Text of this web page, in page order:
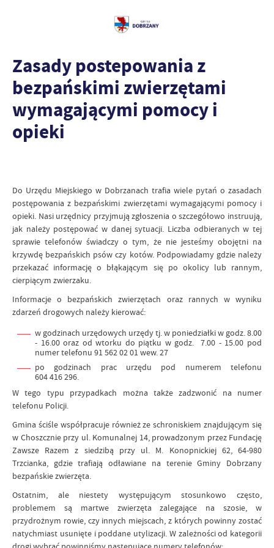
Zasady postepowania z
bezpańskimi zwierzętami
wymagającymi pomocy i
opieki
Do Urzędu Miejskiego w Dobrzanach trafia wiele pytań o zasadach
postępowania z bezpańskimi zwierzętami wymagającymi pomocy i
opieki. Nasi urzędnicy przyjmują zgłoszenia o szczegółowo instruują,
jak należy postępować w danej sytuacji. Liczba odbieranych w tej
sprawie telefonów świadczy o tym, że nie jesteśmy obojętni na
krzywdę bezpańskich psów czy kotów. Podpowiadamy gdzie należy
przekazać informację o błąkającym się po okolicy lub rannym,
cierpiącym zwierzaku.
Informacje o bezpańskich zwierzętach oraz rannych w wyniku
zdarzeń drogowych należy kierować:
w godzinach urzędowych urzędy tj. w poniedziałki w godz. 8.00
- 16.00 oraz od wtorku do piątku w godz. 7.00 - 15.00 pod
numer telefonu 91 562 02 01 wew. 27
po godzinach prac urzędu pod numerem telefonu
604 416 296.
W tego typu przypadkach można także zadzwonić na numer
telefonu Policji.
Gmina ściśle współpracuje również ze schroniskiem znajdującym się
w Choszcznie przy ul. Komunalnej 14, prowadzonym przez Fundację
Zawsze Razem z siedzibą przy ul. M. Konopnickiej 62, 64-980
Trzcianka, gdzie trafiają odławiane na terenie Gminy Dobrzany
bezpańskie zwierzęta.
Ostatnim, ale niestety występującym stosunkowo często,
problemem są martwe zwierzęta zalegające na szosie, w
przydrożnym rowie, czy innych miejscach, z których powinny zostać
natychmiast usunięte i poddane utylizacji. W zależności od kategorii